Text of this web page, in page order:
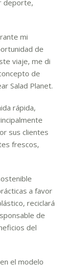
deporte,
mi
de
viaje, me di
de
Salad Planet.
rápida,
sus clientes
frescos,
a favor
reciclará
de
del
el modelo